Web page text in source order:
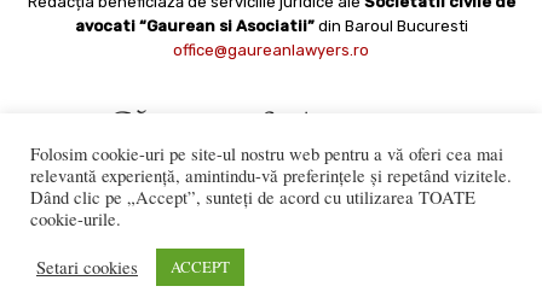
avocati “Gaurean si Asociatii” din Baroul Bucuresti
office@gaureanlawyers.ro
numai cu acordul expres al Bistriteanul.Ro. © Copyright 2008 -
Folosim cookie-uri pe site-ul nostru web pentru a vă oferi cea mai
relevantă experiență, amintindu-vă preferințele și repetând vizitele.
Dând clic pe „Accept”, sunteți de acord cu utilizarea TOATE
cookie-urile.
Setari cookies ACCEPT